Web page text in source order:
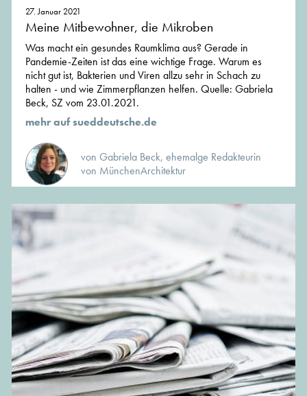
27. Januar 2021
Meine Mitbewohner, die Mikroben
Was macht ein gesundes Raumklima aus? Gerade in
Pandemie-Zeiten ist das eine wichtige Frage. Warum es
nicht gut ist, Bakterien und Viren allzu sehr in Schach zu
halten - und wie Zimmerpflanzen helfen. Quelle: Gabriela
Beck, SZ vom 23.01.2021.
mehr auf sueddeutsche.de
von Gabriela Beck, ehemalge Redakteurin
von MünchenArchitektur